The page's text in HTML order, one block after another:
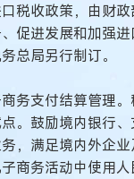
税收政策，由财
促进发展和加强进
总局另行制订。
支付结算管理。
。鼓励境内银行
，满足境内外企
商务活动中使用